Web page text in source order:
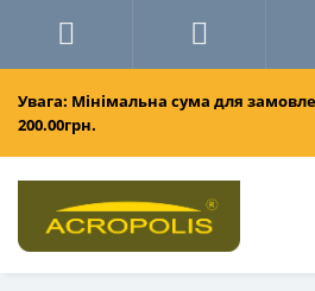
Увага: Мінімальна сума для
200.00грн.